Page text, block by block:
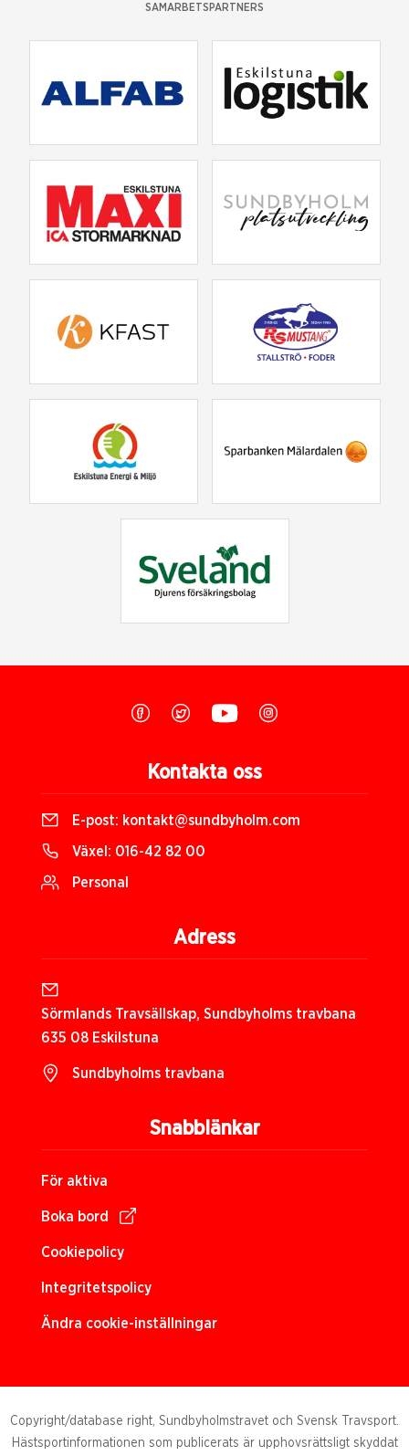
SAMARBETSPARTNERS
Snabblänkar
För aktiva
Boka bord
Cookiepolicy
Integritetspolicy
Ändra cookie-inställningar
Kontakta oss
E-post: kontakt@sundbyholm.com
Växel: 016-42 82 00
Personal
Adress
Sörmlands Travsällskap, Sundbyholms travbana
635 08 Eskilstuna
Sundbyholms travbana
Copyright/database right, Sundbyholmstravet och Svensk Travsport.
Hästsportinformationen som publicerats är upphovsrättsligt skyddat